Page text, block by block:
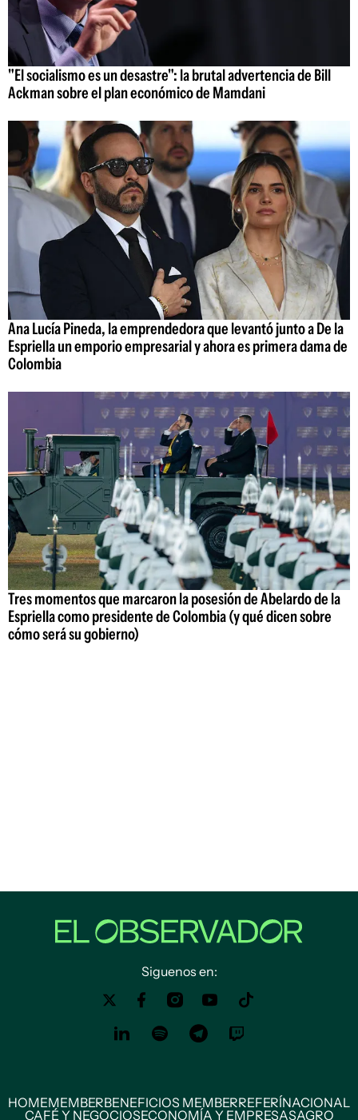
"El socialismo es un desastre": la brutal advertencia de Bill
Ackman sobre el plan económico de Mamdani
Ana Lucía Pineda, la emprendedora que levantó junto a De la
Espriella un emporio empresarial y ahora es primera dama de
Colombia
Tres momentos que marcaron la posesión de Abelardo de la
Espriella como presidente de Colombia (y qué dicen sobre
cómo será su gobierno)
Siguenos en:
HOMEMEMBERBENEFICIOS MEMBERREFERÍNACIONAL
CAFÉ Y NEGOCIOSECONOMÍA Y EMPRESASAGRO